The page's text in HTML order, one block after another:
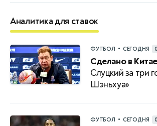
Аналитика для ставок
ФУТБОЛ • СЕГОДНЯ
Сделано в
Слуцкий за три
Шэньхуа»
ФУТБОЛ • СЕГОДНЯ